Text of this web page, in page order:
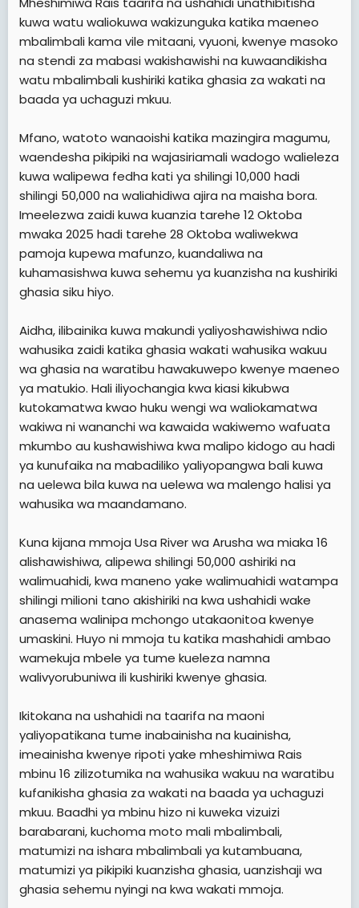
kuwa watu waliokuwa wakizunguka katika maeneo
mbalimbali kama vile mitaani, vyuoni, kwenye masoko
na stendi za mabasi wakishawishi na kuwaandikisha
watu mbalimbali kushiriki katika ghasia za wakati na
baada ya uchaguzi mkuu.
Mfano, watoto wanaoishi katika mazingira magumu,
waendesha pikipiki na wajasiriamali wadogo walieleza
kuwa walipewa fedha kati ya shilingi 10,000 hadi
shilingi 50,000 na waliahidiwa ajira na maisha bora.
Imeelezwa zaidi kuwa kuanzia tarehe 12 Oktoba
mwaka 2025 hadi tarehe 28 Oktoba waliwekwa
pamoja kupewa mafunzo, kuandaliwa na
kuhamasishwa kuwa sehemu ya kuanzisha na kushiriki
ghasia siku hiyo.
Aidha, ilibainika kuwa makundi yaliyoshawishiwa ndio
wahusika zaidi katika ghasia wakati wahusika wakuu
wa ghasia na waratibu hawakuwepo kwenye maeneo
ya matukio. Hali iliyochangia kwa kiasi kikubwa
kutokamatwa kwao huku wengi wa waliokamatwa
wakiwa ni wananchi wa kawaida wakiwemo wafuata
mkumbo au kushawishiwa kwa malipo kidogo au hadi
ya kunufaika na mabadiliko yaliyopangwa bali kuwa
na uelewa bila kuwa na uelewa wa malengo halisi ya
wahusika wa maandamano.
Kuna kijana mmoja Usa River wa Arusha wa miaka 16
alishawishiwa, alipewa shilingi 50,000 ashiriki na
walimuahidi, kwa maneno yake walimuahidi watampa
shilingi milioni tano akishiriki na kwa ushahidi wake
anasema walinipa mchongo utakaonitoa kwenye
umaskini. Huyo ni mmoja tu katika mashahidi ambao
wamekuja mbele ya tume kueleza namna
walivyorubuniwa ili kushiriki kwenye ghasia.
Ikitokana na ushahidi na taarifa na maoni
yaliyopatikana tume inabainisha na kuainisha,
imeainisha kwenye ripoti yake mheshimiwa Rais
mbinu 16 zilizotumika na wahusika wakuu na waratibu
kufanikisha ghasia za wakati na baada ya uchaguzi
mkuu. Baadhi ya mbinu hizo ni kuweka vizuizi
barabarani, kuchoma moto mali mbalimbali,
matumizi na ishara mbalimbali ya kutambuana,
matumizi ya pikipiki kuanzisha ghasia, uanzishaji wa
ghasia sehemu nyingi na kwa wakati mmoja.